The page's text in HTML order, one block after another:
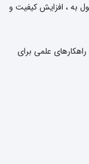
به ، افزایش کیفیت و
علمی برای